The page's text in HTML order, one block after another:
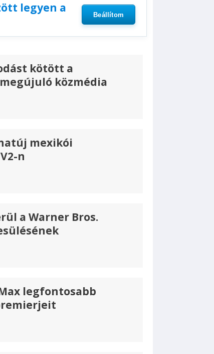
legyen a
Beállítom
kötött a
közmédia
mexikói
n
a Warner Bros.
legfontosabb